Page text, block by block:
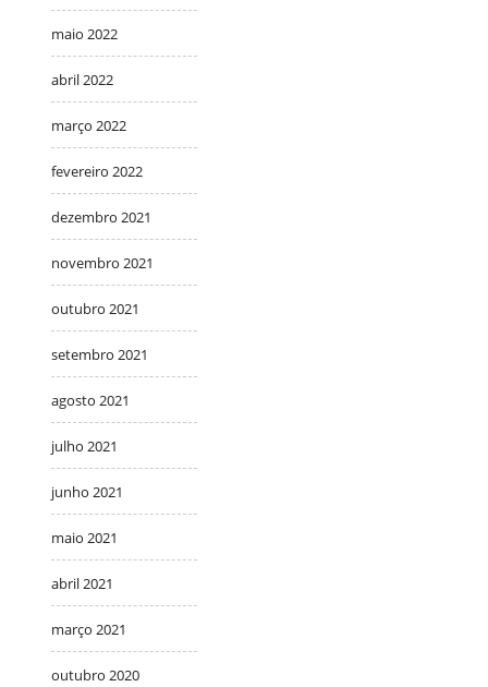
maio 2022
abril 2022
março 2022
fevereiro 2022
dezembro 2021
novembro 2021
outubro 2021
setembro 2021
agosto 2021
julho 2021
junho 2021
maio 2021
abril 2021
março 2021
outubro 2020